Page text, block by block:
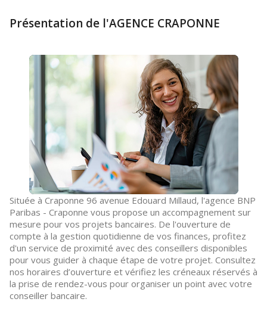
Présentation de l'AGENCE CRAPONNE
Située à Craponne 96 avenue Edouard Millaud, l'agence BNP
Paribas - Craponne vous propose un accompagnement sur
mesure pour vos projets bancaires. De l'ouverture de
compte à la gestion quotidienne de vos finances, profitez
d'un service de proximité avec des conseillers disponibles
pour vous guider à chaque étape de votre projet. Consultez
nos horaires d’ouverture et vérifiez les créneaux réservés à
la prise de rendez-vous pour organiser un point avec votre
conseiller bancaire.